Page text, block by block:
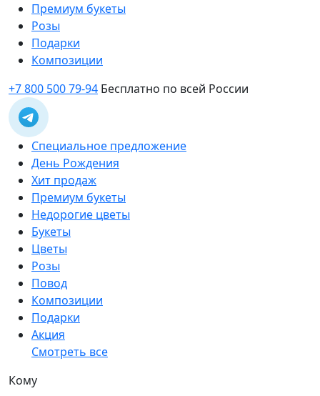
Премиум букеты
Розы
Подарки
Композиции
+7 800 500 79-94 Бесплатно по всей России
Специальное предложение
День Рождения
Хит продаж
Премиум букеты
Недорогие цветы
Букеты
Цветы
Розы
Повод
Композиции
Подарки
Акция
Смотреть все
Кому